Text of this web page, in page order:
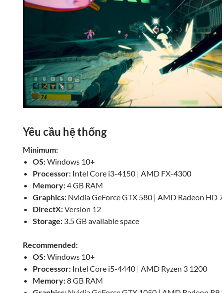
Yêu cầu hệ thống
Minimum:
OS:Windows 10+
Processor: Intel Core i3-4150 | AMD FX-4300
Memory:4 GB RAM
Graphics: Nvidia GeForce GTX 580 | AMD Radeon HD
DirectX:Version 12
Storage: 3.5 GB available space
Recommended:
OS:Windows 10+
Processor: Intel Core i5-4440 | AMD Ryzen 3 1200
Memory:8 GB RAM